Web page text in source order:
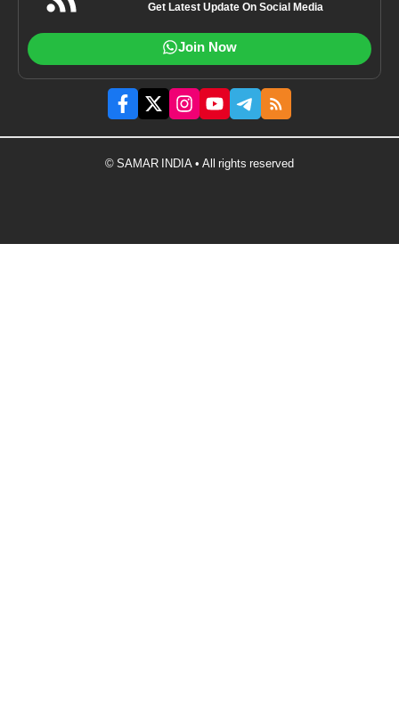
Get Latest Update On Social Media
Join Now
© SAMAR INDIA • All rights reserved